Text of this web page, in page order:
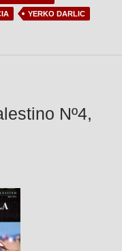
YERKO DARLIC
Nº4,